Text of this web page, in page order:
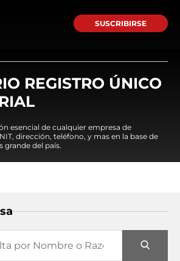
SUSCRIBIRSE
REGISTRO ÚNICO
esencial de cualquier empresa de
dirección, teléfono, y mas en la base de
grande del país.